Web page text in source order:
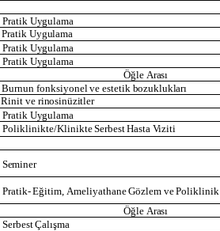
Pratik Uygulama
Pratik Uygulama
Pratik Uygulama
Pratik Uygulama
Öğle Arası
Burnun fonksiyonel ve estetik bozuklukları
Rinit ve rinosinüzitler
Pratik Uygulama
Poliklinikte/KlinikteSerbestHasta Viziti
Seminer
Pratik-Eğitim, AmeliyathaneGözlem vePoliklinik
Öğle Arası
SerbestÇalışma